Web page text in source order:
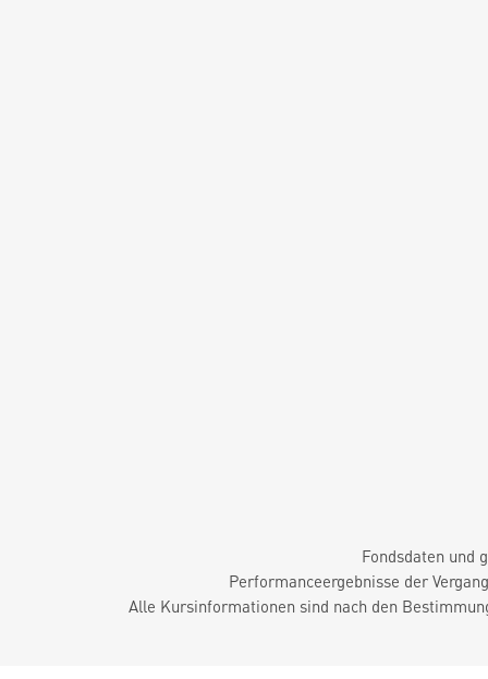
Fondsdaten und
Performanceergebnisse der
Alle Kursinformationen sind nach den